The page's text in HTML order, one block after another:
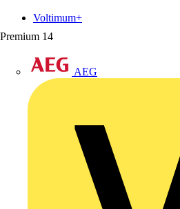
Premium 14
AEG
Voltimum+